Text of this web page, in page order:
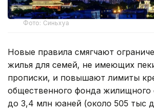
Фото: Синьхуа
Новые правила смягчают
жилья для семей, не имеющих
прописки, и повышают лимиты
общественного фонда жилищного
до 3,4 млн юаней (около 505 тыс